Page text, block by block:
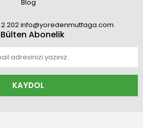
Blog
2 202 info@yoredenmutfaga.com
Abonelik
KAYDOL